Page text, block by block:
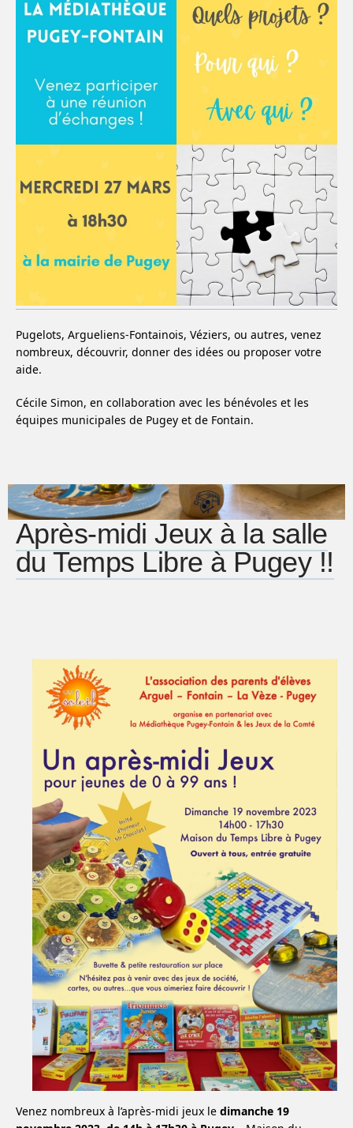
Pugelots, Argueliens-Fontainois, Véziers, ou autres, venez
nombreux, découvrir, donner des idées ou proposer votre
aide.
Cécile Simon, en collaboration avec les bénévoles et les
équipes municipales de Pugey et de Fontain.
Après-midi Jeux à la salle
du Temps Libre à Pugey !!
Venez nombreux à l’après-midi jeux le dimanche 19